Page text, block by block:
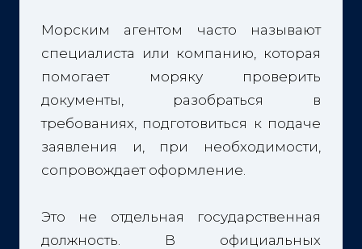
Морским агентом часто называют
специалиста или компанию, которая
помогает моряку проверить
документы, разобраться в
требованиях, подготовиться к подаче
заявления и, при необходимости,
сопровождает оформление.
Это не отдельная государственная
должность. В официальных